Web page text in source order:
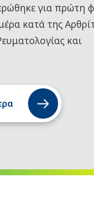
για πρώτη
κατά της
και